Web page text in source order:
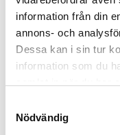
information från din
annons- och
Dessa kan i sin tur
information som du
Nödvändig
Från:80,00kr
alternativ
Den
olika alternativen
äga ej